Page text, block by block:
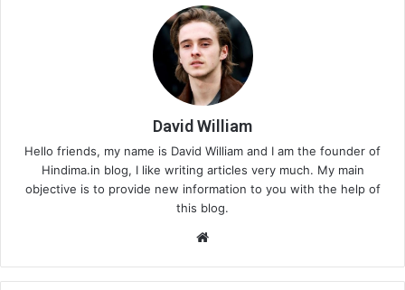
David William
Hello friends, my name is David William and I am the founder of
Hindima.in blog, I like writing articles very much. My main
objective is to provide new information to you with the help of
this blog.
te